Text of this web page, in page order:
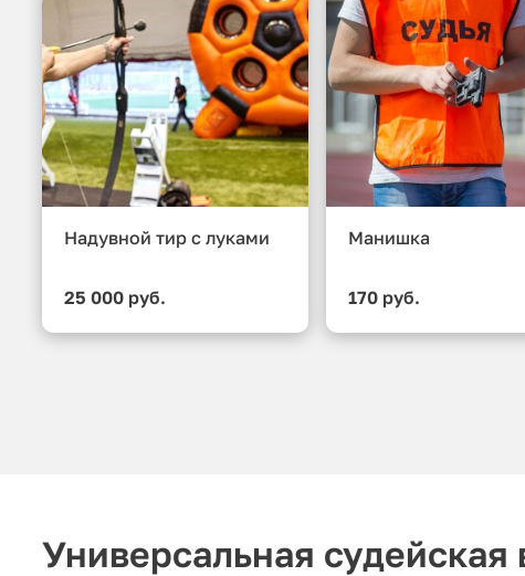
Надувной тир с луками
25 000 руб.
Манишка
170 руб.
Универсальная